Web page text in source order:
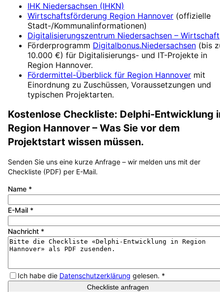
IHK Niedersachsen (IHKN)
Wirtschaftsförderung Region Hannover (offizielle
Stadt-/Kommunalinformationen)
Digitalisierungszentrum Niedersachsen – Wirtschaft
Förderprogramm Digitalbonus.Niedersachsen (bis
10.000 €) für Digitalisierungs- und IT-Projekte in
Region Hannover.
Fördermittel-Überblick für Region Hannover mit
Einordnung zu Zuschüssen, Voraussetzungen und
typischen Projektarten.
Kostenlose Checkliste: Delphi-Entwicklung
Region Hannover – Was Sie vor dem
Projektstart wissen müssen.
Senden Sie uns eine kurze Anfrage – wir melden uns mit der
Checkliste (PDF) per E-Mail.
Name *
E-Mail *
Nachricht *
Ich habe die Datenschutzerklärung gelesen. *
Checkliste anfragen